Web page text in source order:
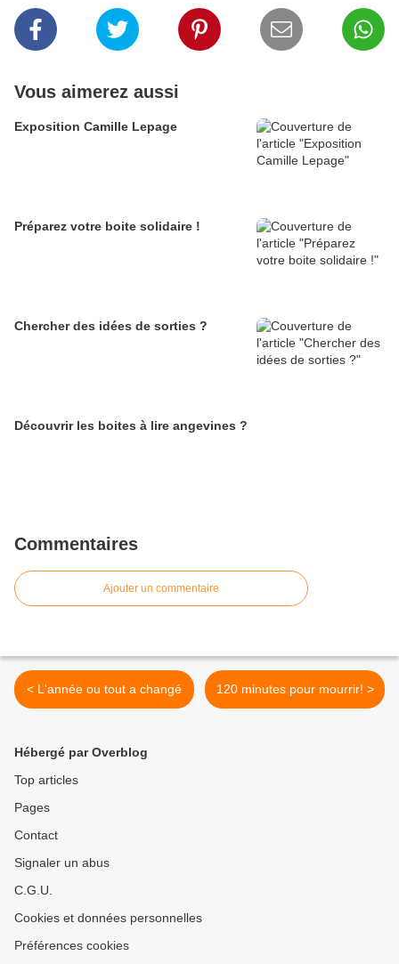
Vous aimerez aussi
Exposition Camille Lepage
Préparez votre boite solidaire !
Chercher des idées de sorties ?
Découvrir les boites à lire angevines ?
Commentaires
Ajouter un commentaire
< L'année ou tout a changé 120 minutes pour mourrir! >
Hébergé par Overblog
Top articles
Pages
Contact
Signaler un abus
C.G.U.
Cookies et données personnelles
Préférences cookies